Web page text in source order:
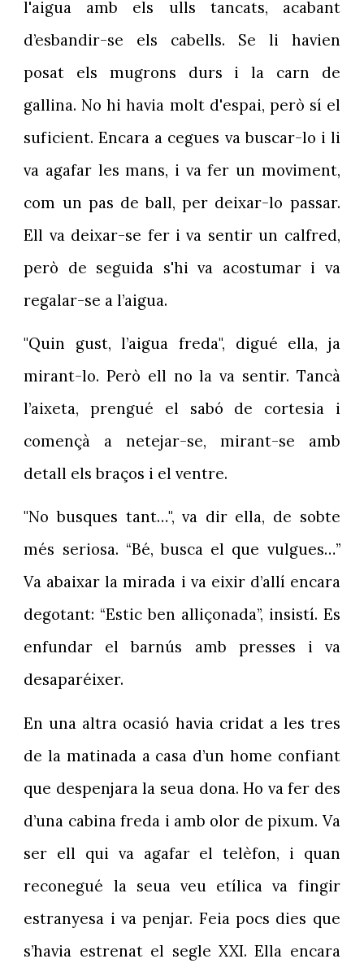
l'aigua amb els ulls tancats, acabant
d’esbandir-se els cabells. Se li havien
posat els mugrons durs i la carn de
gallina. No hi havia molt d'espai, però sí el
suficient. Encara a cegues va buscar-lo i li
va agafar les mans, i va fer un moviment,
com un pas de ball, per deixar-lo passar.
Ell va deixar-se fer i va sentir un calfred,
però de seguida s'hi va acostumar i va
regalar-se a l’aigua.
"Quin gust, l’aigua freda", digué ella, ja
mirant-lo. Però ell no la va sentir. Tancà
l’aixeta, prengué el sabó de cortesia i
començà a netejar-se, mirant-se amb
detall els braços i el ventre.
"No busques tant…", va dir ella, de sobte
més seriosa. “Bé, busca el que vulgues…”
Va abaixar la mirada i va eixir d’allí encara
degotant: “Estic ben alliçonada”, insistí. Es
enfundar el barnús amb presses i va
desaparéixer.
En una altra ocasió havia cridat a les tres
de la matinada a casa d’un home confiant
que despenjara la seua dona. Ho va fer des
d’una cabina freda i amb olor de pixum. Va
ser ell qui va agafar el telèfon, i quan
reconegué la seua veu etílica va fingir
estranyesa i va penjar. Feia pocs dies que
s’havia estrenat el segle XXI. Ella encara